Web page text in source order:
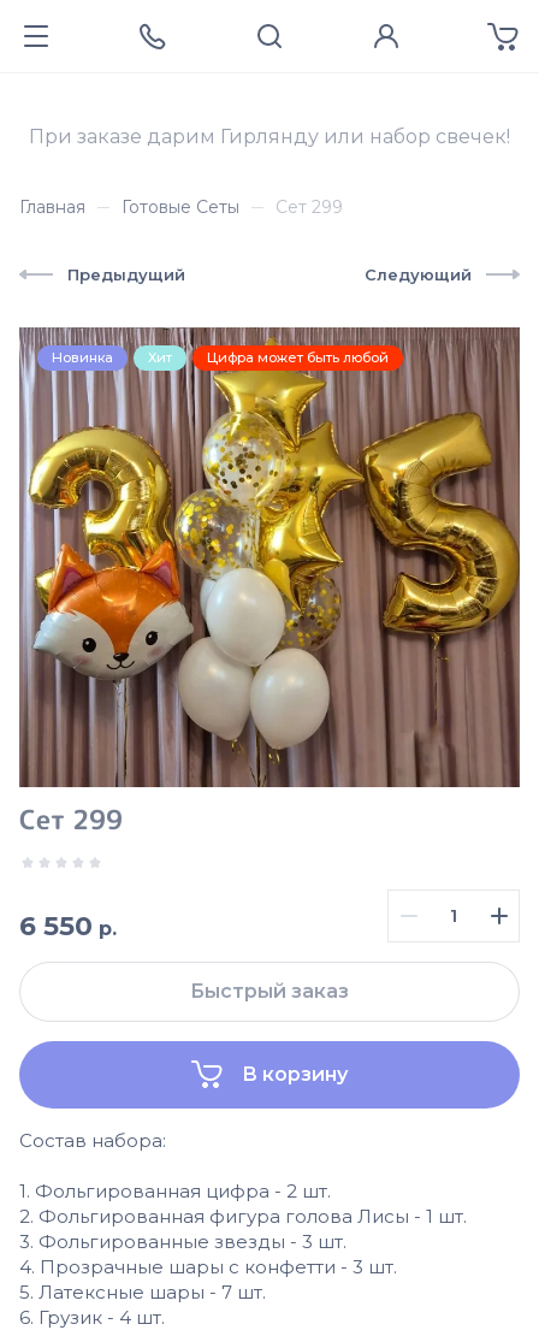
При заказе дарим Гирлянду или набор свечек!
Главная Готовые Сеты Сет 299
Предыдущий Следующий
Новинка Хит Цифра может быть любой
Сет 299
6 550 р.
В корзину
Быстрый заказ
Состав набора:
1. Фольгированная цифра - 2 шт.
2. Фольгированная фигура голова Лисы - 1 шт.
3. Фольгированные звезды - 3 шт.
4. Прозрачные шары с конфетти - 3 шт.
5. Латексные шары - 7 шт.
6. Грузик - 4 шт.